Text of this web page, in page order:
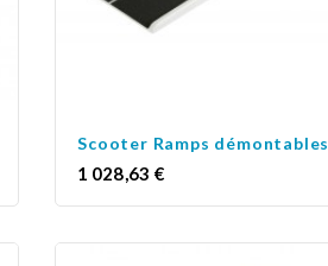
Scooter Ramps démontables
Prix
1 028,63 €